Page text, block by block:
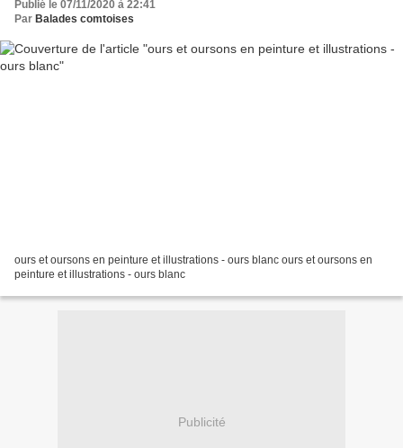
Publié le 07/11/2020 à 22:41
Par Balades comtoises
ours et oursons en peinture et illustrations - ours blanc ours et oursons en
peinture et illustrations - ours blanc
Publicité